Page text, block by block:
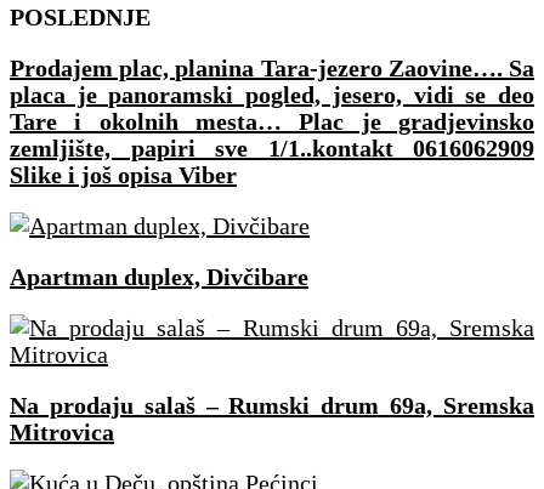
Skip
content
POSLEDNJE
Prodajem plac, planina Tara-jezero Zaovine…. Sa
placa je panoramski pogled, jesero, vidi se deo
Tare i okolnih mesta… Plac je gradjevinsko
zemljište, papiri sve 1/1..kontakt 0616062909
Slike i još opisa Viber
Apartman duplex, Divčibare
Na prodaju salaš – Rumski drum 69a, Sremska
Mitrovica